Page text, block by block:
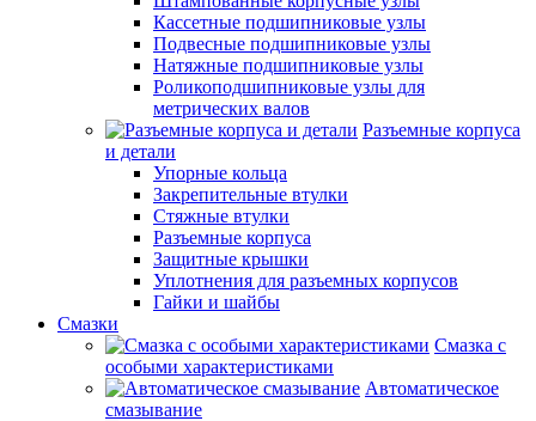
Кассетные подшипниковые узлы
Подвесные подшипниковые узлы
Натяжные подшипниковые узлы
Роликоподшипниковые узлы для
метрических валов
Разъемные корпуса
и детали
Упорные кольца
Закрепительные втулки
Стяжные втулки
Разъемные корпуса
Защитные крышки
Уплотнения для разъемных корпусов
Гайки и шайбы
Смазки
Смазка с
особыми характеристиками
Автоматическое
смазывание